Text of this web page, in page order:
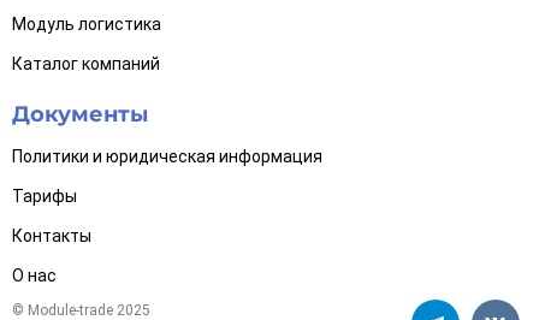
Модуль логистика
Каталог компаний
Документы
Политики и юридическая информация
Тарифы
Контакты
О нас
© Module-trade 2025